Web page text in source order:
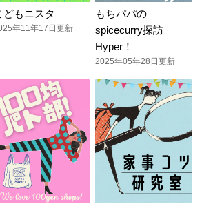
どもニスタ
年11年17日更新
もちパパの
spicecurry探訪
Hyper！
2025年05年28日更新